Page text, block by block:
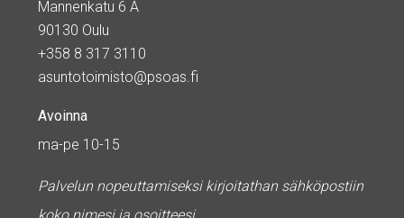
Mannenkatu 6 A
90130 Oulu
+358 8 317 3110
asuntotoimisto@psoas.fi
Avoinna
ma-pe 10-15
Palvelun nopeuttamiseksi kirjoitathan sähköpostiin